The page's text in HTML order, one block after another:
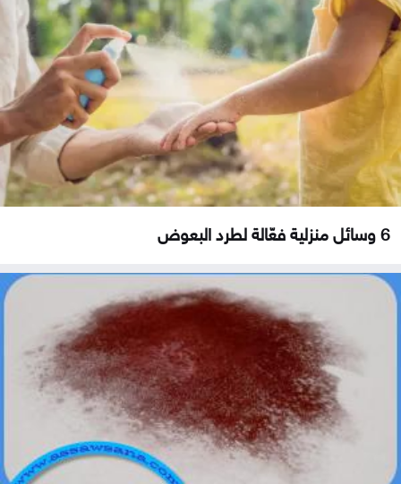
6 وسائل منزلية فعّالة لطرد البعوض